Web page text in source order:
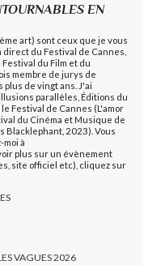
EN
art) sont ceux que je vous
du Festival de Cannes,
du Film et du
membre de jurys de
de vingt ans. J'ai
parallèles, Éditions du
Festival de Cannes (L'amor
du Cinéma et Musique de
Blacklephant, 2023). Vous
à
plus sur un évènement
site officiel etc), cliquez sur
VAGUES 2026